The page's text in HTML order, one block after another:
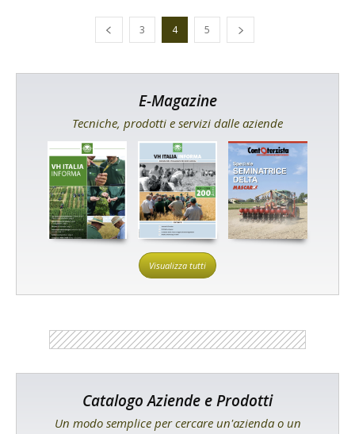
3 4 5
E-Magazine
Tecniche, prodotti e servizi dalle aziende
Visualizza tutti
Catalogo Aziende e Prodotti
Un modo semplice per cercare un'azienda o un